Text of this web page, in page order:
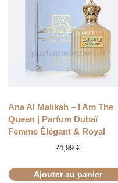
Ana Al Malikah – I Am The
Queen | Parfum Dubaï
Femme Élégant & Royal
24,99€
Ajouter au panier